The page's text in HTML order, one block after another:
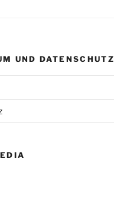
UND DATENSCHUTZ